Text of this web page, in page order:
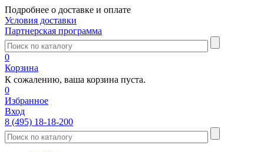
Подробнее о доставке и оплате
Условия доставки
Партнерская программа
0
Корзина
К сожалению, ваша корзина пуста.
0
Избранное
Вход
8 (495) 18-18-200